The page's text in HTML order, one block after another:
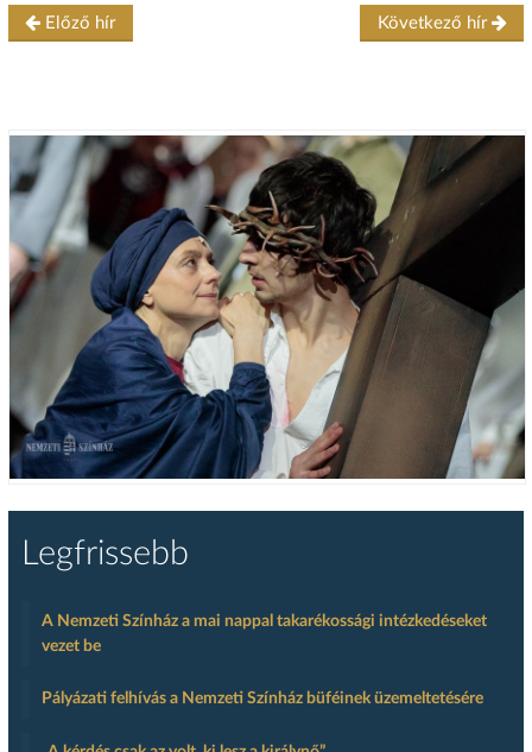
Előző hír Következő hír
Legfrissebb
A Nemzeti Színház a mai nappal takarékossági intézkedéseket
vezet be
Pályázati felhívás a Nemzeti Színház büféinek üzemeltetésére